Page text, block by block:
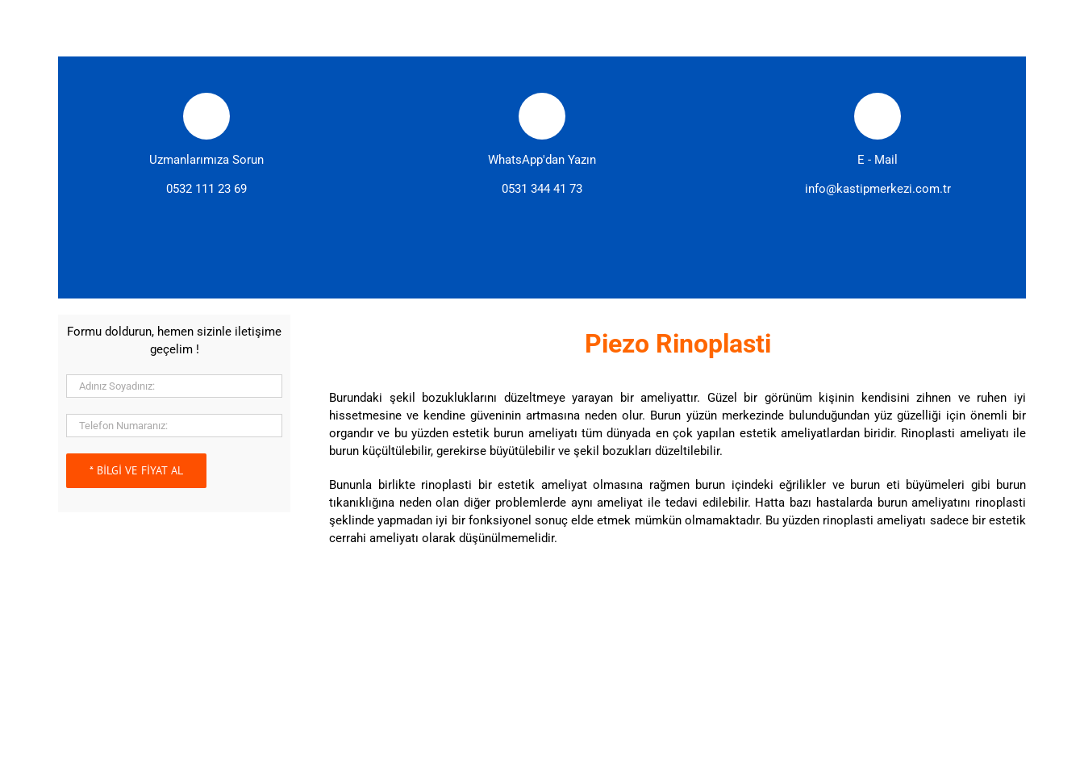
Uzmanlarımıza Sorun
0532 111 23 69
WhatsApp'dan Yazın
0531 344 41 73
E - Mail
info@kastipmerkezi.com.tr
Formu doldurun, hemen sizinle iletişime
geçelim !
Piezo Rinoplasti
Burundaki şekil bozukluklarını düzeltmeye yarayan bir ameliyattır. Güzel bir görünüm kişinin kendisini zihnen ve ruhen iyi
hissetmesine ve kendine güveninin artmasına neden olur. Burun yüzün merkezinde bulunduğundan yüz güzelliği için önemli bir
organdır ve bu yüzden estetik burun ameliyatı tüm dünyada en çok yapılan estetik ameliyatlardan biridir. Rinoplasti ameliyatı ile
burun küçültülebilir, gerekirse büyütülebilir ve şekil bozukları düzeltilebilir.
Bununla birlikte rinoplasti bir estetik ameliyat olmasına rağmen burun içindeki eğrilikler ve burun eti büyümeleri gibi burun
tıkanıklığına neden olan diğer problemlerde aynı ameliyat ile tedavi edilebilir. Hatta bazı hastalarda burun ameliyatını rinoplasti
şeklinde yapmadan iyi bir fonksiyonel sonuç elde etmek mümkün olmamaktadır. Bu yüzden rinoplasti ameliyatı sadece bir estetik
cerrahi ameliyatı olarak düşünülmemelidir.